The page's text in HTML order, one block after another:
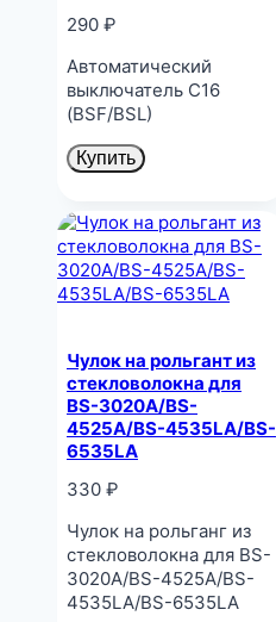
290 ₽
Автоматический
выключатель C16
(BSF/BSL)
Купить
Чулок на рольгант из
стекловолокна для
BS-3020A/BS-
4525A/BS-4535LA/BS-
6535LA
330 ₽
Чулок на рольганг из
стекловолокна для BS-
3020A/BS-4525A/BS-
4535LA/BS-6535LA